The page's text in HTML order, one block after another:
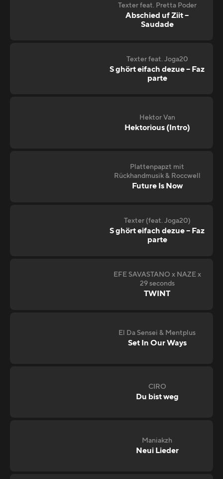
Texter feat. Pretta Poder
Abschied uf Ziit –
Saudade
Texter feat. Joga20
S ghört eifach dezue – Faz
parte
Hektor Van
Hektorious (Intro)
Plattenpapzt mit
Rückhandmusik & Roccwell
Future Is Now
Texter (feat. Joga20)
S ghört eifach dezue – Faz
parte
EFE SAVASTANO x NAZE x
29 seconds
TWINT
El Da Sensei & Mentplus
Set In Our Ways
CIRO
Du bist weg
Maniakzh
Neui Lieder